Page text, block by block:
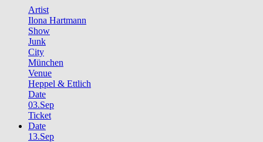
Artist
Ilona Hartmann
Show
Junk
City
München
Venue
Heppel & Ettlich
Date
03.Sep
Ticket
Date
13.Sep